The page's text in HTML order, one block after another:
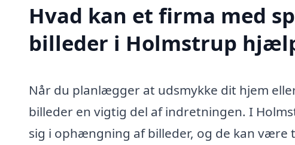
Hvad kan et firma med
billeder i Holmstrup
Når du planlægger at udsmykke dit hjem
billeder en vigtig del af indretningen. I
sig i ophængning af billeder, og de kan